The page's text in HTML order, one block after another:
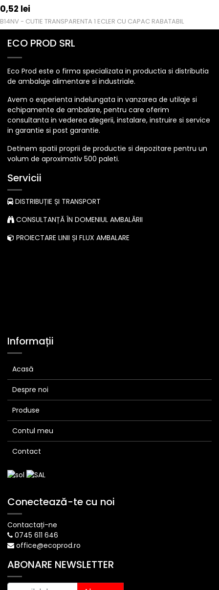
0,52 lei
B14NV - CUTIE TRANSPARENTA 1 ECLER CU CAPAC RABATABIL
ECO PROD SRL
Eco Prod este o firma specializata in productia si distributia
de ambalaje alimentare si industriale.
Avem o experienta indelungata in vanzarea de utilaje si
echipamente de ambalare, pentru care oferim
consultanta in vederea alegerii, instalare, instruire si service
in garantie si post garantie.
Detinem spatii proprii de productie si depozitare pentru un
volum de aproximativ 500 paleti.
Servicii
DISTRIBUȚIE ȘI TRANSPORT
CONSULTANȚĂ ÎN DOMENIUL AMBALĂRII
PROIECTARE LINII ȘI FLUX AMBALARE
Informații
Acasă
Despre noi
Produse
Contul meu
Contact
Conectează-te cu noi
Contactați-ne
0745 611 646
office@ecoprod.ro
ABONARE NEWSLETTER